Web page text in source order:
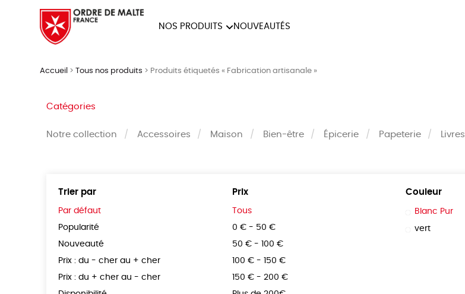
NOS PRODUITS NOUVEAUTÉS
Accueil >Tous nos produits > Produits étiquetés « Fabrication artisanale »
Catégories
Notre collection Accessoires Maison Bien-être Épicerie Papeterie Livres
Trier par
Par défaut
Popularité
Nouveauté
Prix : du - cher au + cher
Prix : du + cher au - cher
Prix
Tous
0 € - 50 €
50 € - 100 €
100 € - 150 €
150 € - 200 €
Couleur
Blanc Pur
vert